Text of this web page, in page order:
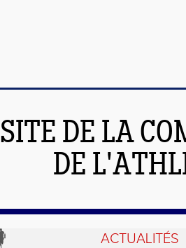
SITE DE LA
DE
ACTUALITÉS